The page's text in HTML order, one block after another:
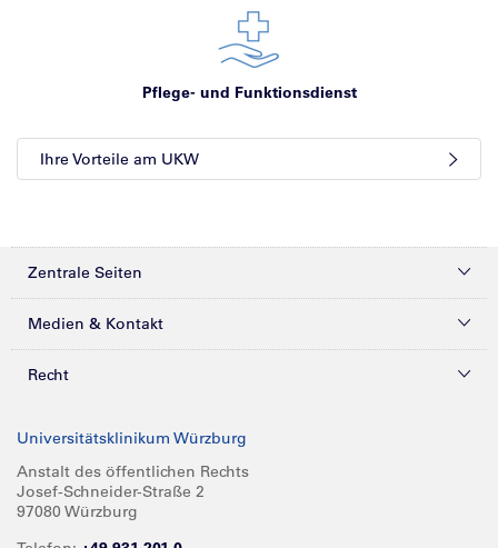
Pflege- und Funktionsdienst
Ihre Vorteile am UKW
Zentrale Seiten
Kliniken & Zentren
Forschung
Karriere
Medien & Kontakt
Presse
Glossar
Spenden
Recht
Compliance
Impressum
Universitätsklinikum Würzburg
Anstalt des öffentlichen Rechts
Josef-Schneider-Straße 2
97080 Würzburg